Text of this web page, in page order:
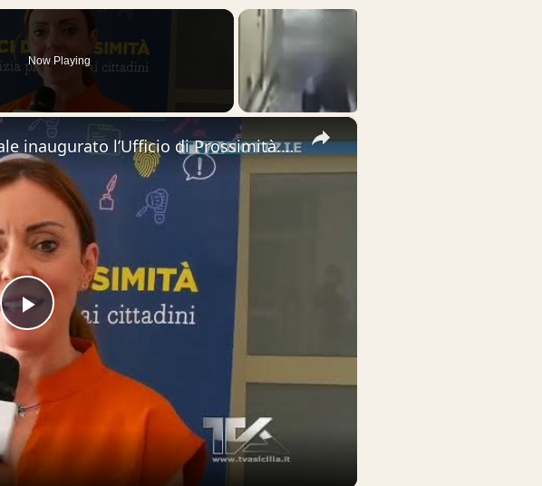
Now Playing
×
Play
Video
Adrano. Nei locali dell’ex Tribunale inaugurato l’Ufficio di Prossimità. “Giustizia e Pubblica ammi